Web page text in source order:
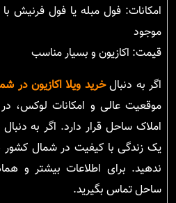
امکانات: فول مبله یا فول فرنیش
موجود
قیمت: اکازیون و بسیار مناسب
اگر به دنبالخرید ویلا اکازیون در
موقعیت عالی و امکانات لوکس،
املاک ساحل قرار دارد. اگر به
یک زندگی با کیفیت در شمال کشور
ندهید. برای اطلاعات بیشتر و
ساحل تماس بگیرید.